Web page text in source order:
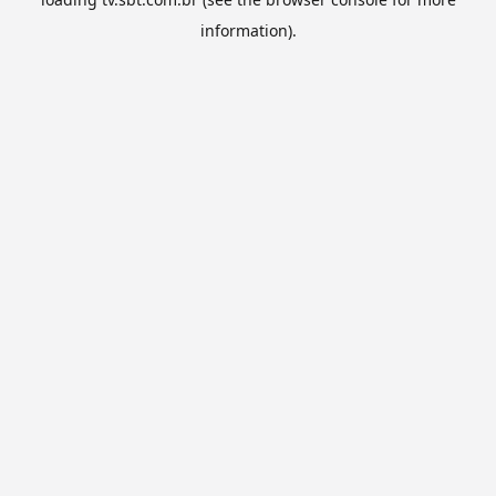
information).